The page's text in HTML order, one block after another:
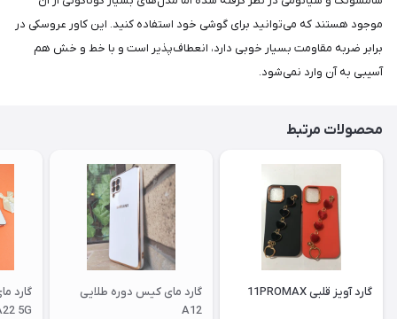
موجود هستند که می‌توانید برای گوشی خود استفاده کنید. این کاور عروسکی در
برابر ضربه مقاومت بسیار خوبی دارد، انعطاف‌پذیر است و با خط و خش هم
آسیبی به آن وارد نمی‌شود.
محصولات مرتبط
گارد آویز قلبی 11PROMAX
گارد مای کیس دوره طلایی
A12
گارد
5G